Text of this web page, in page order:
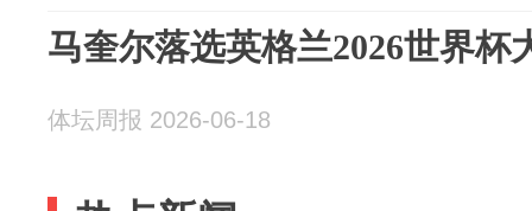
马奎尔落选英格兰2026世界杯
体坛周报 2026-06-18